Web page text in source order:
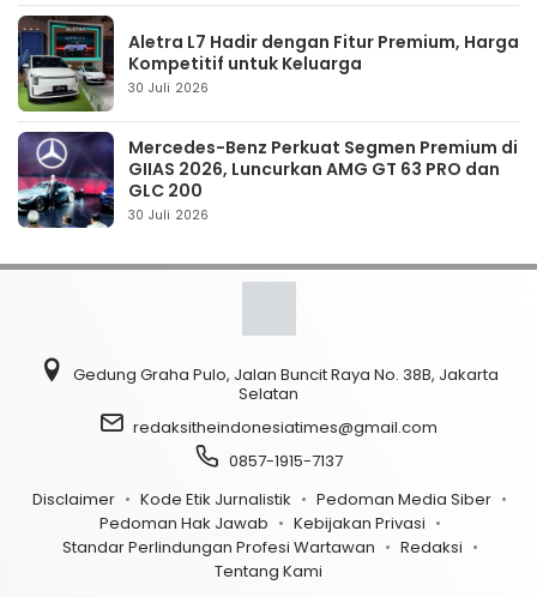
Aletra L7 Hadir dengan Fitur Premium, Harga
Kompetitif untuk Keluarga
30 Juli 2026
Mercedes-Benz Perkuat Segmen Premium di
GIIAS 2026, Luncurkan AMG GT 63 PRO dan
GLC 200
30 Juli 2026
Gedung Graha Pulo, Jalan Buncit Raya No. 38B, Jakarta
Selatan
redaksitheindonesiatimes@gmail.com
0857-1915-7137
Disclaimer
Kode Etik Jurnalistik
Pedoman Media Siber
Pedoman Hak Jawab
Kebijakan Privasi
Standar Perlindungan Profesi Wartawan
Redaksi
Tentang Kami